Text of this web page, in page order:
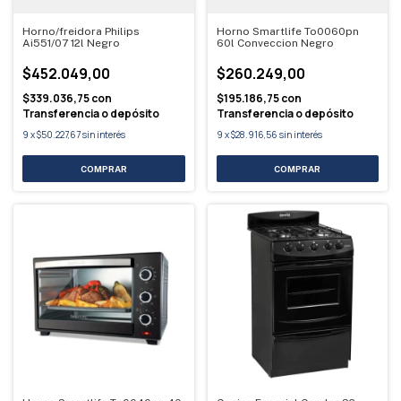
Horno/freidora Philips
Ai551/07 12l Negro
$452.049,00
$339.036,75con
Transferencia o depósito
9 x$50.227,67sin interés
Horno Smartlife To0060pn
60l Conveccion Negro
$260.249,00
$195.186,75con
Transferencia o depósito
9 x$28.916,56 sin interés